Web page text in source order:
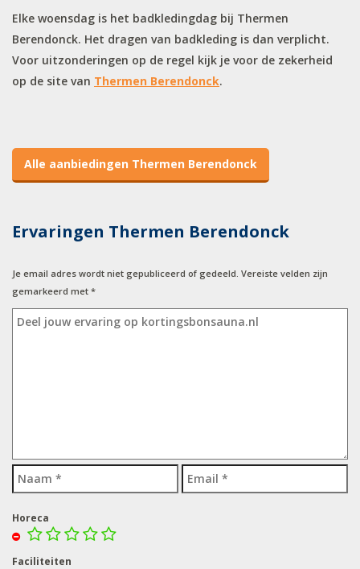
Elke woensdag is het badkledingdag bij Thermen
Berendonck. Het dragen van badkleding is dan verplicht.
Voor uitzonderingen op de regel kijk je voor de zekerheid
op de site van Thermen Berendonck.
Alle aanbiedingen Thermen Berendonck
Ervaringen Thermen Berendonck
Je email adres wordt niet gepubliceerd of gedeeld. Vereiste velden zijn
gemarkeerd met *
Horeca
Faciliteiten